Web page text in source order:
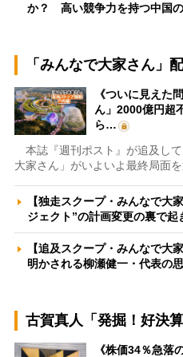
か？ 高い競争力を持つ中国
「みんなで大家さん」
《ついに見えた
ん」2000億円超
ら…
本誌『週刊ポスト』が追及し
大家さん」がいよいよ最終局面
【独走スクープ・みんなで大
ジェクト”の計画変更の裏で
【追及スクープ・みんなで大
明かされる柳瀬健一・代表の
古賀真人「発掘！好決算
《株価34％急落